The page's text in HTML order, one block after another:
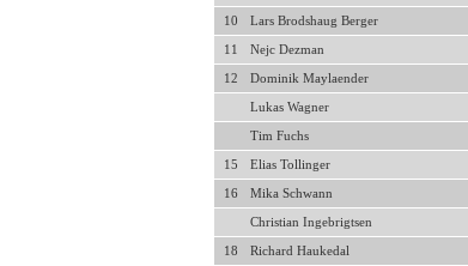
10 Lars Brodshaug Berger
11 Nejc Dezman
12 Dominik Maylaender
Lukas Wagner
Tim Fuchs
15 Elias Tollinger
16 Mika Schwann
Christian Ingebrigtsen
18 Richard Haukedal